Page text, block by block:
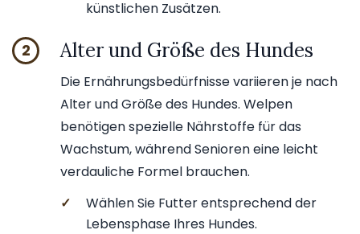
künstlichen Zusätzen.
2 Alter und Größe des Hundes
Die Ernährungsbedürfnisse variieren je nach
Alter und Größe des Hundes. Welpen
benötigen spezielle Nährstoffe für das
Wachstum, während Senioren eine leicht
verdauliche Formel brauchen.
✓
Wählen Sie Futter entsprechend der
Lebensphase Ihres Hundes.